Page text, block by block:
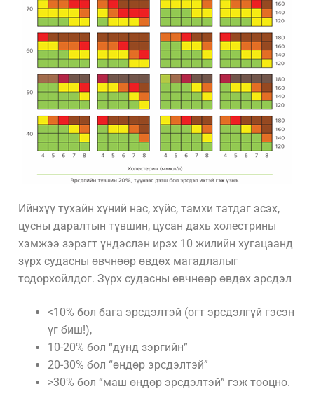
Ийнхүү тухайн хүний нас, хүйс, тамхи татдаг эсэх,
цусны даралтын түвшин, цусан дахь холестрины
хэмжээ зэрэгт үндэслэн ирэх 10 жилийн хугацаанд
зүрх судасны өвчнөөр өвдөх магадлалыг
тодорхойлдог. Зүрх судасны өвчнөөр өвдөх эрсдэл
<10% бол бага эрсдэлтэй (огт эрсдэлгүй гэсэн
үг биш!),
10-20% бол “дунд зэргийн”
20-30% бол “өндөр эрсдэлтэй”
>30% бол “маш өндөр эрсдэлтэй” гэж тооцно.